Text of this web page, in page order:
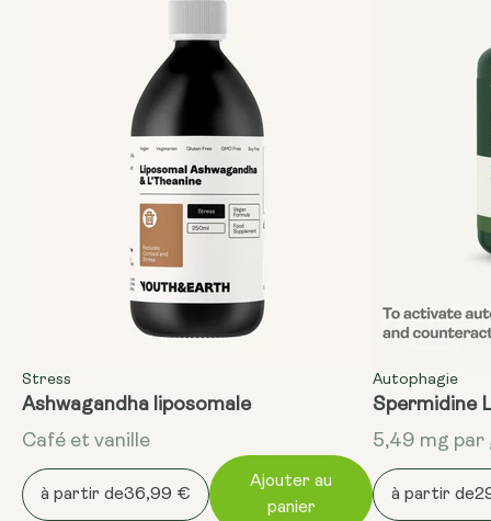
Stress
Ashwagandha liposomale
Café et vanille
à partir de36,99 €
Ajouter au
panier
Autophagie
Spermidine
5,49 mg par
à partir de